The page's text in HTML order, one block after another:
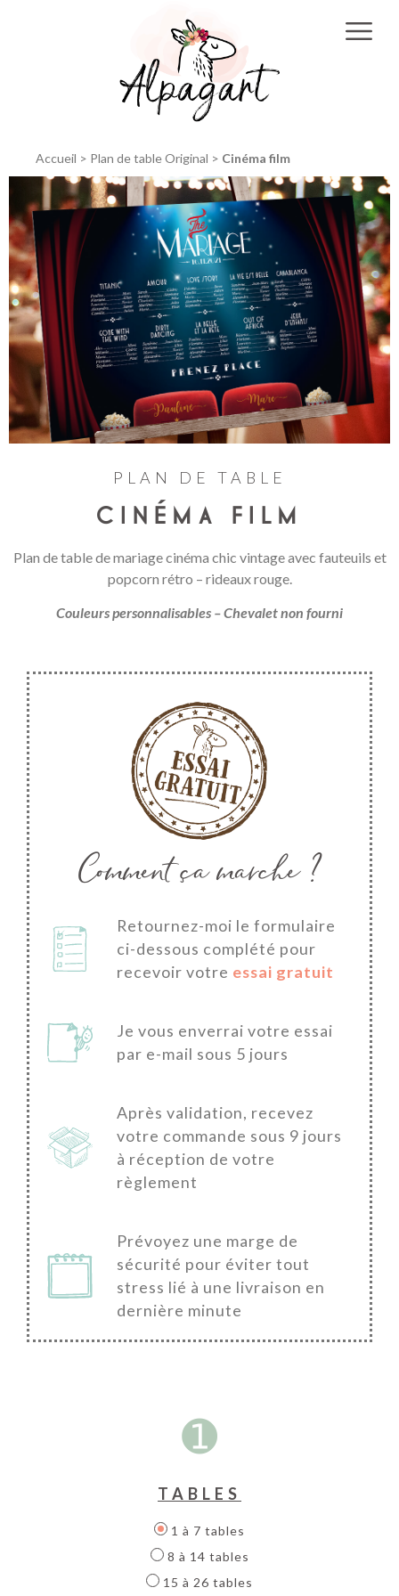
Accueil > Plan de table Original > Cinéma film
PLAN DE TABLE
CINÉMA FILM
Plan de table de mariage cinéma chic vintage avec fauteuils et
popcorn rétro – rideaux rouge.
Couleurs personnalisables – Chevalet non fourni
Comment ça marche ?
Retournez-moi le formulaire
ci-dessous complété pour
recevoir votre essai gratuit
Je vous enverrai votre essai
par e-mail sous 5 jours
Après validation, recevez
votre commande sous 9 jours
à réception de votre
règlement
Prévoyez une marge de
sécurité pour éviter tout
stress lié à une livraison en
dernière minute
➊
TABLES
1 à 7 tables
8 à 14 tables
15 à 26 tables